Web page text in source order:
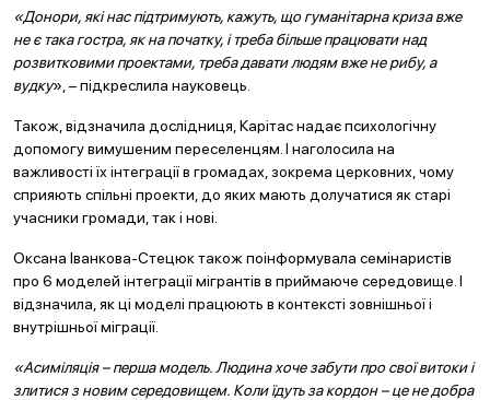
«Донори, які нас підтримують, кажуть, що гуманітарна криза вже
не є така гостра, як на початку, і треба більше працювати над
розвитковими проектами, треба давати людям вже не рибу, а
вудку», – підкреслила науковець.
Також, відзначила дослідниця, Карітас надає психологічну
допомогу вимушеним переселенцям. І наголосила на
важливості їх інтеграції в громадах, зокрема церковних, чому
сприяють спільні проекти, до яких мають долучатися як старі
учасники громади, так і нові.
Оксана Іванкова-Стецюк також поінформувала семінаристів
про 6 моделей інтеграції мігрантів в приймаюче середовище. І
відзначила, як ці моделі працюють в контексті зовнішньої і
внутрішньої міграції.
«Асиміляція – перша модель. Людина хоче забути про свої витоки і
злитися з новим середовищем. Коли їдуть за кордон – це не добра